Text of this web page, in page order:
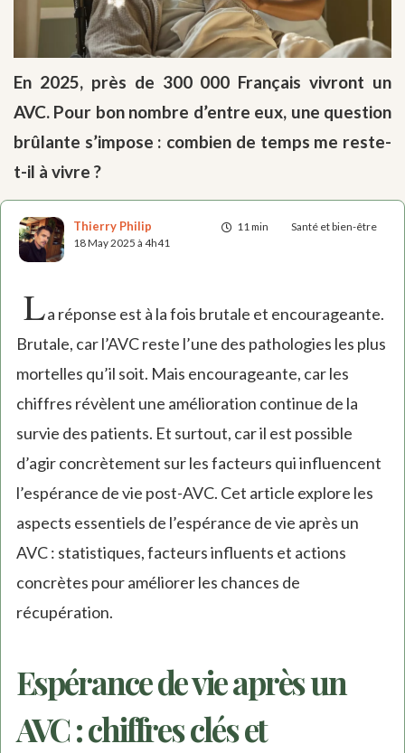
En 2025, près de 300 000 Français vivront un
AVC. Pour bon nombre d’entre eux, une question
brûlante s’impose : combien de temps me reste-
t-il à vivre ?
11 min Santé et bien-être
Thierry Philip
18 May 2025 à 4h41
La réponse est à la fois brutale et encourageante.
Brutale, car l’AVC reste l’une des pathologies les plus
mortelles qu’il soit. Mais encourageante, car les
chiffres révèlent une amélioration continue de la
survie des patients. Et surtout, car il est possible
d’agir concrètement sur les facteurs qui influencent
l’espérance de vie post-AVC. Cet article explore les
aspects essentiels de l’espérance de vie après un
AVC : statistiques, facteurs influents et actions
concrètes pour améliorer les chances de
récupération.
Espérance de vie après un
AVC : chiffres clés et